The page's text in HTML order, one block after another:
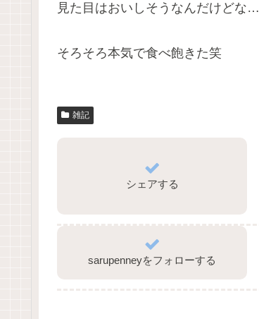
見た目はおいしそうなんだけどな…
そろそろ本気で食べ飽きた笑
雑記
シェアする
sarupenneyをフォローする